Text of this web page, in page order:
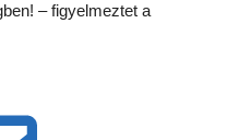
– figyelmeztet a